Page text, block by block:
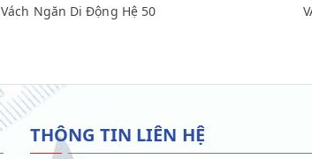
Vách Ngăn Di Động Hệ 50
THÔNG TIN LIÊN HỆ